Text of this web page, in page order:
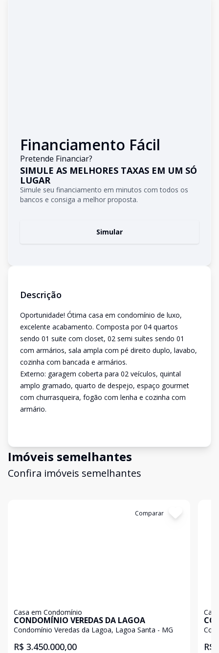
Financiamento Fácil
Pretende Financiar?
SIMULE AS MELHORES TAXAS EM UM SÓ
LUGAR
Simule seu financiamento em minutos com todos os
bancos e consiga a melhor proposta.
Simular
Descrição
Oportunidade! Ótima casa em condomínio de luxo,
excelente acabamento. Composta por 04 quartos
sendo 01 suite com closet, 02 semi suítes sendo 01
com armários, sala ampla com pé direito duplo, lavabo,
cozinha com bancada e armários.
Externo: garagem coberta para 02 veículos, quintal
amplo gramado, quarto de despejo, espaço gourmet
com churrasqueira, fogão com lenha e cozinha com
armário.
Imóveis semelhantes
Confira imóveis semelhantes
Comparar
Casa em Condomínio
CONDOMÍNIO VEREDAS DA LAGOA
Condomínio Veredas da Lagoa, Lagoa Santa - MG
R$ 3.450.000,00 R$